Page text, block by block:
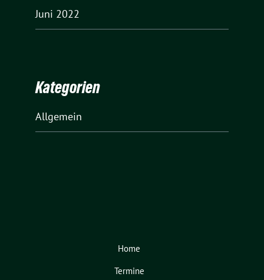
Juni 2022
Kategorien
Allgemein
Home
Termine